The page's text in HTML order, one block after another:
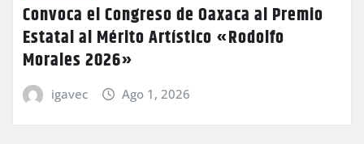
Convoca el Congreso de Oaxaca al Premio
Estatal al Mérito Artístico «Rodolfo
Morales 2026»
igavec Ago 1, 2026